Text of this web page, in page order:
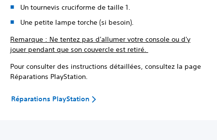
Un tournevis cruciforme de taille 1.
Une petite lampe torche (si besoin).
Remarque : Ne tentez pas d'allumer votre console ou d'y
jouer pendant que son couvercle est retiré.
Pour consulter des instructions détaillées, consultez la page
Réparations PlayStation.
Réparations PlayStation